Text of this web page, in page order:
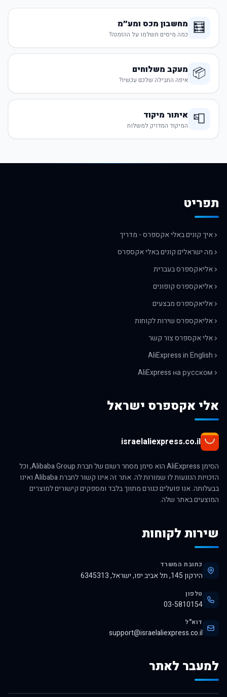
🧮 מחשבון מכס ומע״מ
כמה מיסים תשלמו על ההזמנה?
📦 מעקב משלוחים
איפה החבילה שלכם עכשיו?
📮 איתור מיקוד
המיקוד המדויק למשלוח
תפריט
איך קונים באלי אקספרס - מדריך
מה ישראלים קונים באלי אקספרס
אליאקספרס בעברית
אליאקספרס קופונים
אליאקספרס מבצעים
אליאקספרס שירות לקוחות
אלי אקספרס צור קשר
AliExpress in English
AliExpress на русском
אלי אקספרס ישראל
israelaliexpress.co.il
הסימן AliExpress הוא סימן מסחר רשום של חברת Alibaba Group, וכל
הזכויות הנוגעות לו שמורות לה. אתר זה אינו קשור לחברת Alibaba ואינו
בבעלותה. אנו פועלים כגורם מתווך בלבד ומספקים קישורים למוצרים
המוצעים באתר שלה.
שירות לקוחות
כתובת המשרד
הירקון 145, תל אביב יפו, ישראל, 6345313
טלפון
03-5810154
דוא"ל
support@israelaliexpress.co.il
למעבר לאתר
לרכישה באלי אקספרס